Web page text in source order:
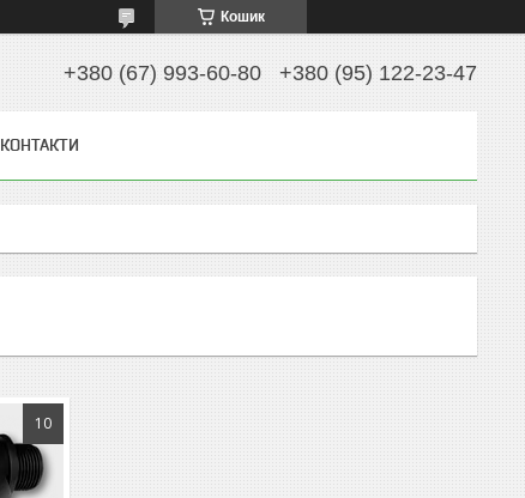
Кошик
+380 (67) 993-60-80 +380 (95) 122-23-47
КОНТАКТИ
10